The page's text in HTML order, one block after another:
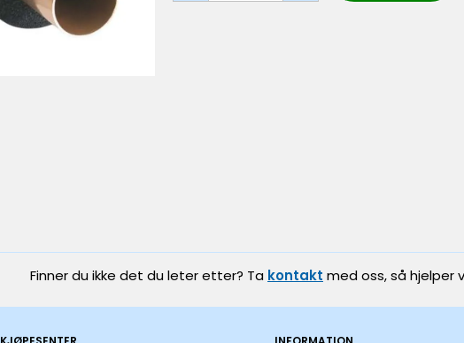
Finner du ikke det du leter etter? Ta kontakt med oss, så hjelper